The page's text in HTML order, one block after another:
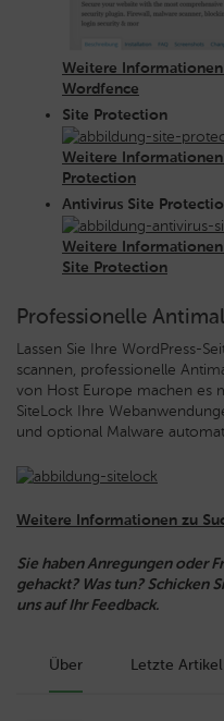
Weitere
Wordfence
Site Protection
Weitere
Protection
Antivirus Site
Weitere
Site Protection
Professionelle
Lassen Sie Ihre WordPress-
scannen, professionelle
von Host Europe machen es
SiteLock Ihre
und optional Malware
Weitere Informationen zu
Sie haben Anregungen oder
gehackt? Was tun? Schicken
uns auf Ihr Feedback.
Über Letzte Artikel